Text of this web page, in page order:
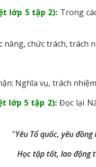
lớp 5 tập 2): Trong
năng, chức trách, trách
Nghĩa vụ, trách
lớp 5 tập 2):Đọc lại
"Yêu Tổ quốc, yêu đồng
Học tập tốt, lao động